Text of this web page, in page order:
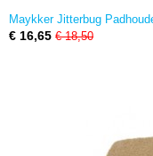
Maykker Jitterbug
€ 16,65 € 18,50